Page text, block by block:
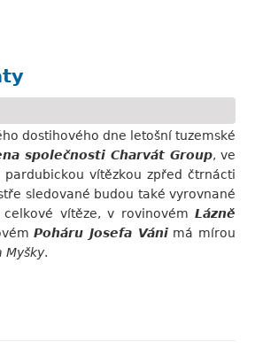
dostihového dne letošní tuzemské
společnosti Charvát Group, ve
vítězkou zpřed čtrnácti
sledované budou také vyrovnané
vítěze, v rovinovém Lázně
Poháru Josefa Vánimá mírou
Myšky.